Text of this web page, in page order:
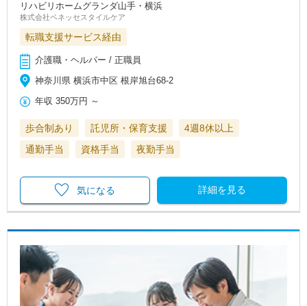
リハビリホームグランダ山手・横浜
株式会社ベネッセスタイルケア
転職支援サービス経由
介護職・ヘルパー / 正職員
神奈川県 横浜市中区 根岸旭台68-2
年収 350万円 ～
歩合制あり 託児所・保育支援
4週8休以上
通勤手当
資格手当 夜勤手当
詳細を見る
気になる